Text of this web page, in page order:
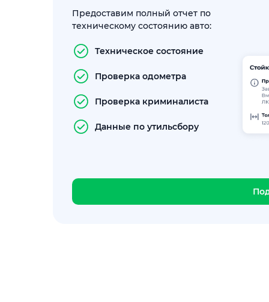
Предоставим полный отчет по
техническому состоянию авто:
Техническое состояние
Проверка одометра
Проверка криминалиста
Данные по утильсбору